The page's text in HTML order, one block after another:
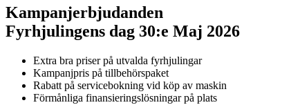
Kampanjerbjudanden
Fyrhjulingens dag 30:e Maj 2026
Extra bra priser på utvalda fyrhjulingar
Kampanjpris på tillbehörspaket
Rabatt på servicebokning vid köp av maskin
Förmånliga finansieringslösningar på plats